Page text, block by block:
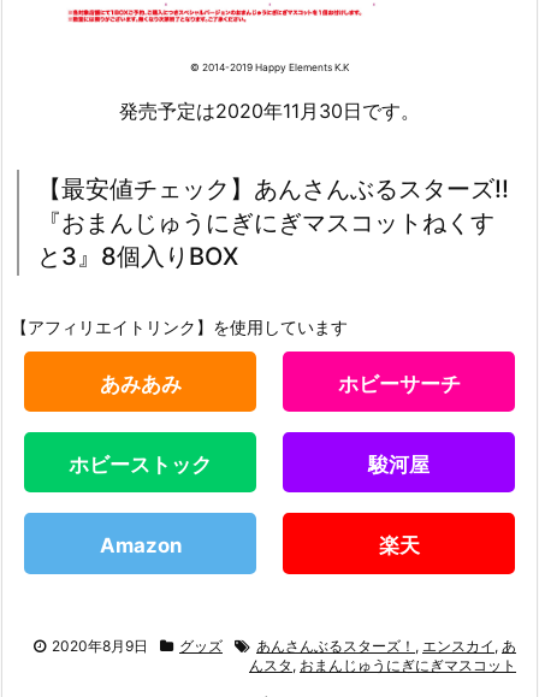
© 2014-2019 Happy Elements K.K
発売予定は2020年11月30日です。
【最安値チェック】あんさんぶるスターズ!!
『おまんじゅうにぎにぎマスコットねくす
と3』8個入りBOX
【アフィリエイトリンク】を使用しています
あみあみ ホビーサーチ
ホビーストック 駿河屋
Amazon 楽天
2020年8月9日 グッズ あんさんぶるスターズ！ , エンスカイ , あ
んスタ , おまんじゅうにぎにぎマスコット